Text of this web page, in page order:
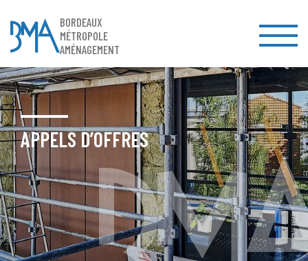
BORDEAUX
MÉTROPOLE
AMÉNAGEMENT
APPELS D’OFFRES